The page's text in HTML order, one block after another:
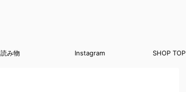
読み物 Instagram SHOP TOP